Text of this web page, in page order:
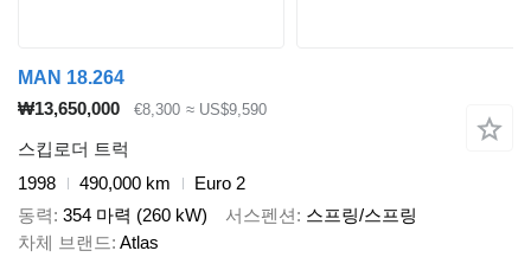
MAN 18.264
₩13,650,000
€8,300 ≈ US$9,590
스킵로더 트럭
1998
490,000 km
Euro 2
동력 354 마력 (260 kW) 서스펜션
스프링/스프링
차체 브랜드 Atlas